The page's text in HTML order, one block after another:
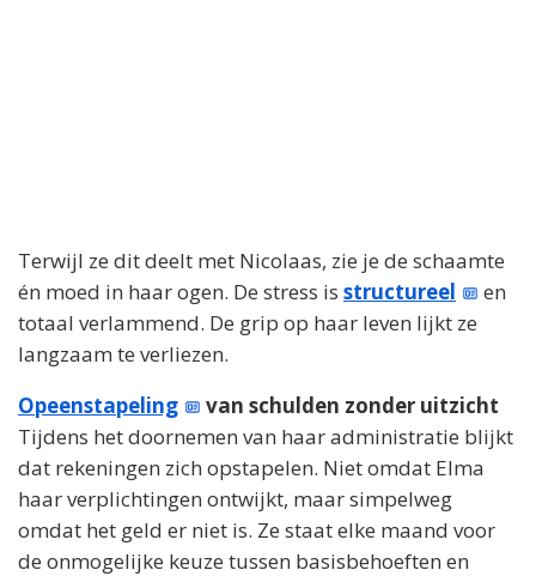
Terwijl ze dit deelt met Nicolaas, zie je de schaamte
én moed in haar ogen. De stress is structureel
en
totaal verlammend. De grip op haar leven lijkt ze
langzaam te verliezen.
Opeenstapeling
van schulden zonder uitzicht
Tijdens het doornemen van haar administratie blijkt
dat rekeningen zich opstapelen. Niet omdat Elma
haar verplichtingen ontwijkt, maar simpelweg
omdat het geld er niet is. Ze staat elke maand voor
de onmogelijke keuze tussen basisbehoeften en